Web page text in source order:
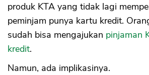
produk KTA yang tidak lagi
peminjam punya kartu kredit.
sudah bisa mengajukan pinjaman
kredit.
Namun, ada implikasinya.